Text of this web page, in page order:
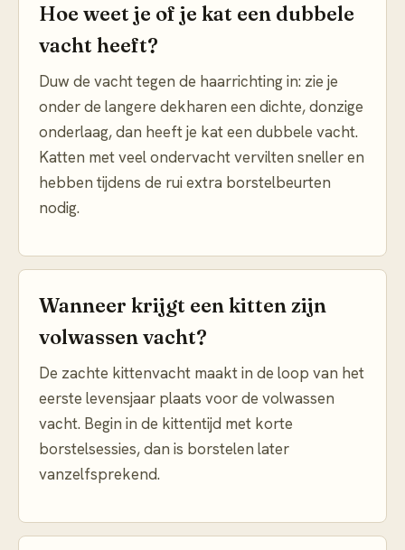
Hoe weet je of je kat een dubbele
vacht heeft?
Duw de vacht tegen de haarrichting in: zie je
onder de langere dekharen een dichte, donzige
onderlaag, dan heeft je kat een dubbele vacht.
Katten met veel ondervacht vervilten sneller en
hebben tijdens de rui extra borstelbeurten
nodig.
Wanneer krijgt een kitten zijn
volwassen vacht?
De zachte kittenvacht maakt in de loop van het
eerste levensjaar plaats voor de volwassen
vacht. Begin in de kittentijd met korte
borstelsessies, dan is borstelen later
vanzelfsprekend.